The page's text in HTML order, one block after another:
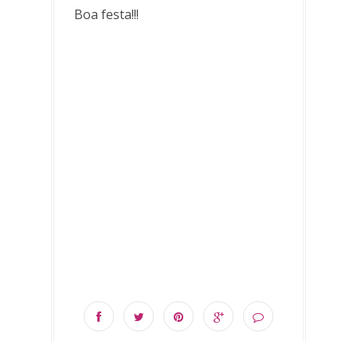
Boa festa!!!